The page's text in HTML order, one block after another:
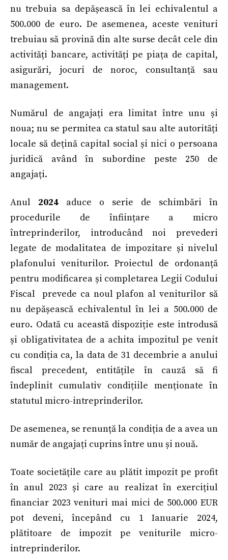
nu trebuia sa depășească în lei echivalentul a
500.000 de euro. De asemenea, aceste venituri
trebuiau să provină din alte surse decât cele din
activități bancare, activități pe piața de capital,
asigurări, jocuri de noroc, consultanță sau
management.
Numărul de angajați era limitat între unu și
noua; nu se permitea ca statul sau alte autorități
locale să dețină capital social și nici o persoana
juridică având în subordine peste 250 de
angajați.
Anul 2024 aduce o serie de schimbări în
procedurile de înființare a micro
întreprinderilor, introducând noi prevederi
legate de modalitatea de impozitare și nivelul
plafonului veniturilor. Proiectul de ordonanță
pentru modificarea și completarea Legii Codului
Fiscal prevede ca noul plafon al veniturilor să
nu depășească echivalentul în lei a 500.000 de
euro. Odată cu această dispoziție este introdusă
și obligativitatea de a achita impozitul pe venit
cu condiția ca, la data de 31 decembrie a anului
fiscal precedent, entitățile în cauză să fi
îndeplinit cumulativ condițiile menționate în
statutul micro-intreprinderilor.
De asemenea, se renunță la condiția de a avea un
număr de angajați cuprins între unu și nouă.
Toate societățile care au plătit impozit pe profit
în anul 2023 și care au realizat în exercițiul
financiar 2023 venituri mai mici de 500.000 EUR
pot deveni, începând cu 1 Ianuarie 2024,
plătitoare de impozit pe veniturile micro-
intreprinderilor.